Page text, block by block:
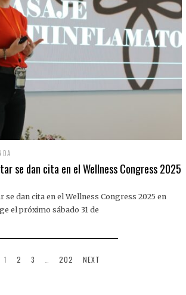
se dan cita en el Wellness Congress 2025
se dan cita en el Wellness Congress 2025 en
el próximo sábado 31 de
1 2 3 202 NEXT